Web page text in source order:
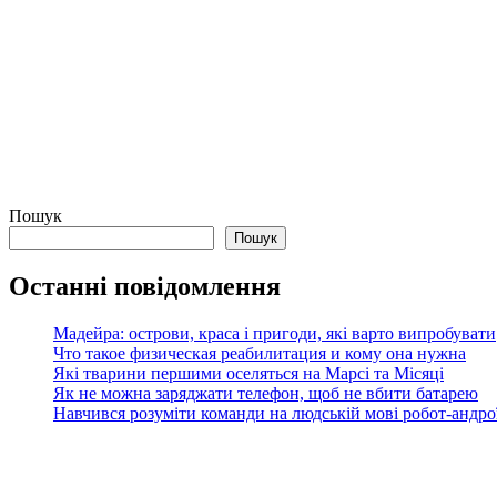
Пошук
Пошук
Останні повідомлення
Мадейра: острови, краса і пригоди, які варто випробувати
Что такое физическая реабилитация и кому она нужна
Які тварини першими оселяться на Марсі та Місяці
Як не можна заряджати телефон, щоб не вбити батарею
Навчився розуміти команди на людській мові робот-